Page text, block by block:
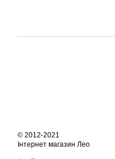
© 2012-2021
Інтернет магазин Лео